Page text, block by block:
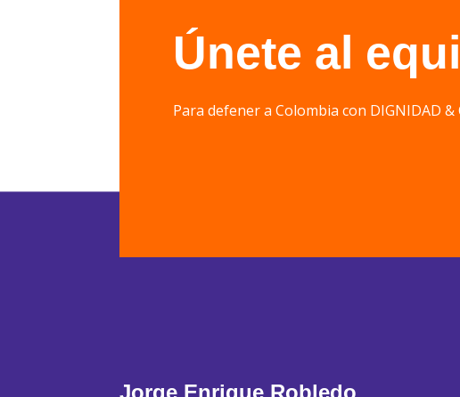
Únete al
Para defener a Colombia con DIGNIDAD &
Jorge Enrique Robledo